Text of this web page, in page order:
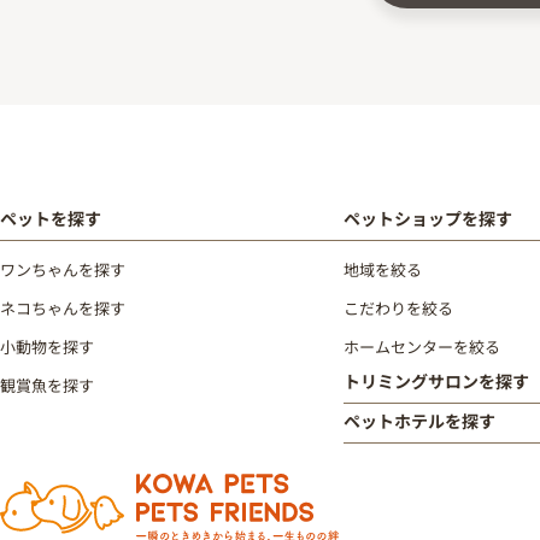
ペットを探す
ワンちゃんを探す
ネコちゃんを探す
小動物を探す
観賞魚を探す
ペットショップを探す
地域を絞る
こだわりを絞る
ホームセンターを絞る
トリミングサロンを探す
ペットホテルを探す